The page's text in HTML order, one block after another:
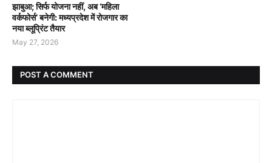
झाबुआ; सिर्फ योजना नहीं, अब ‘महिला
वर्कफोर्स’ बनेगी: मध्यप्रदेश में रोजगार का
नया ब्लूप्रिंट तैयार
May 27, 2026
POST A COMMENT